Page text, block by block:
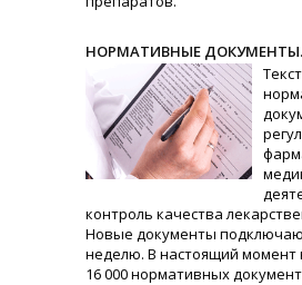
НОРМАТИВНЫЕ ДОКУМЕНТЫ.
контроль качества
Новые документы
неделю. В настоящий момент
16 000 нормативных